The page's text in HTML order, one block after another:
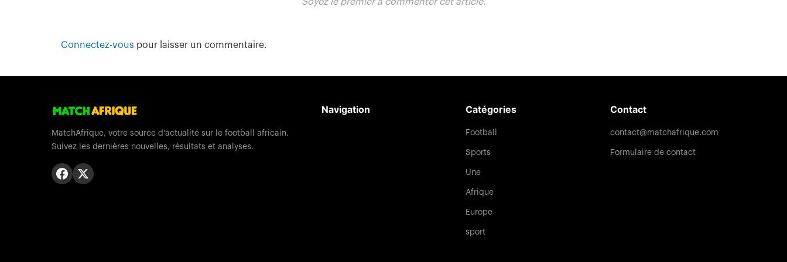
Soyez le premier à commenter cet article.
Connectez-vous pour laisser un commentaire.
MatchAfrique, votre source d'actualité sur le football africain.
Suivez les dernières nouvelles, résultats et analyses.
Navigation Catégories
Football
Sports
Une
Afrique
Europe
sport
Contact
contact@matchafrique.com
Formulaire de contact